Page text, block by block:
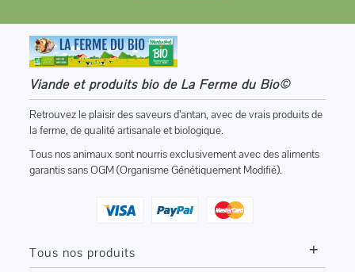
Viande et produits bio de La Ferme du Bio©
Retrouvez le plaisir des saveurs d’antan, avec de vrais produits de
la ferme, de qualité artisanale et biologique.
Tous nos animaux sont nourris exclusivement avec des aliments
garantis sans OGM (Organisme Génétiquement Modifié).
Tous nos produits +